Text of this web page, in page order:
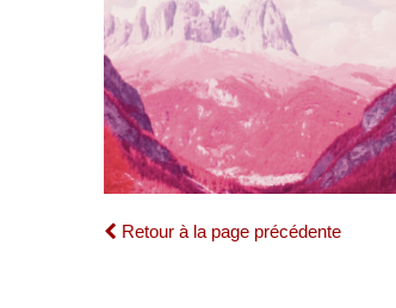
Retour à la page précédente